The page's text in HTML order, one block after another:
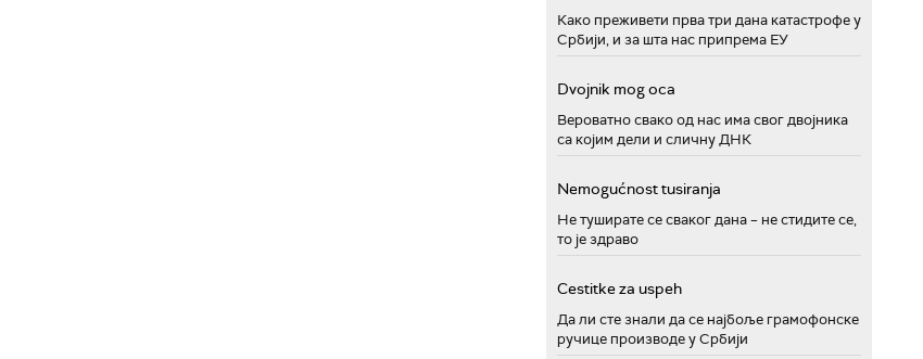
Како преживети прва три дана катастрофе у
Србији, и за шта нас припрема ЕУ
Dvojnik mog oca
Вероватно свако од нас има свог двојника
са којим дели и сличну ДНК
Nemogućnost tusiranja
Не туширате се сваког дана – не стидите се,
то је здраво
Cestitke za uspeh
Да ли сте знали да се најбоље грамофонске
ручице производе у Србији